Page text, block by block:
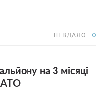
НЕВДАЛО | 0
на 3 місяці
АТО